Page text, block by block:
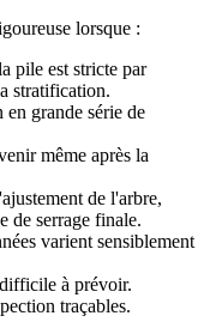
lorsque :
pile est stricte par
stratification.
grande série de
même après la
de l'arbre,
de serrage finale.
varient sensiblement
à prévoir.
traçables.